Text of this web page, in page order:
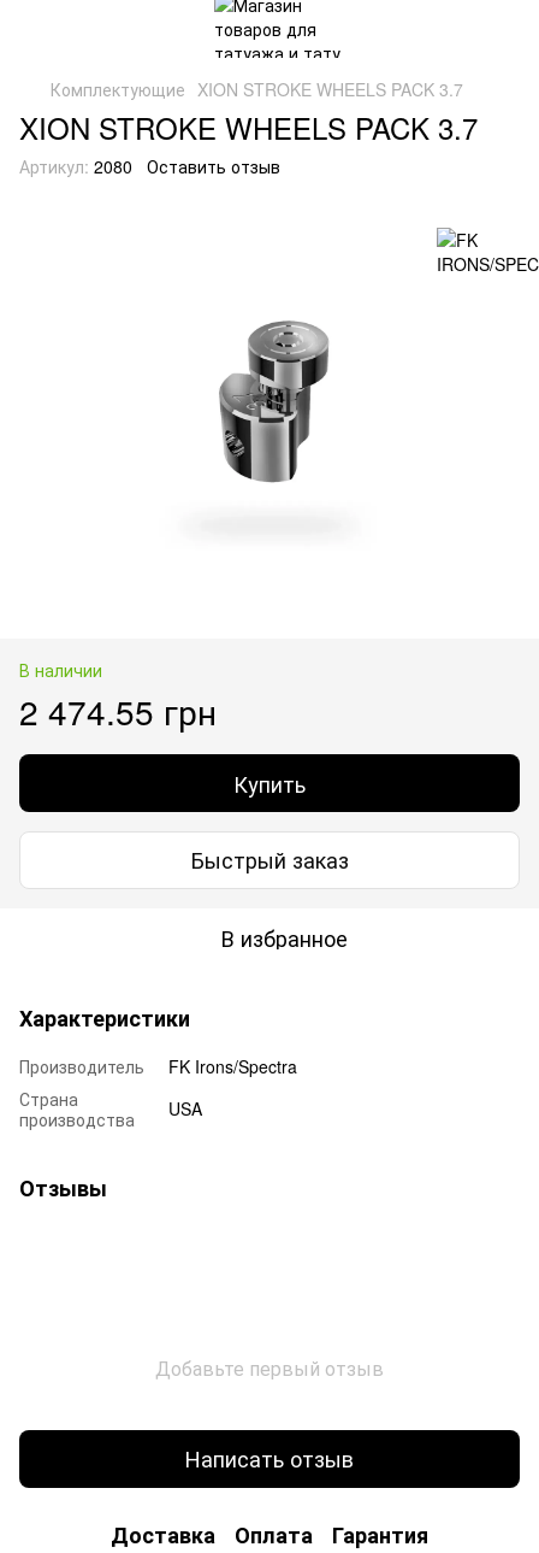
Комплектующие XION STROKE WHEELS PACK 3.7
XION STROKE WHEELS PACK 3.7
Артикул: 2080 Оставить отзыв
В наличии
2 474.55 грн
Купить
Быстрый заказ
В избранное
Характеристики
Производитель
FK Irons/Spectra
Страна
производства
USA
Отзывы
Добавьте первый отзыв
Написать отзыв
Доставка Оплата Гарантия